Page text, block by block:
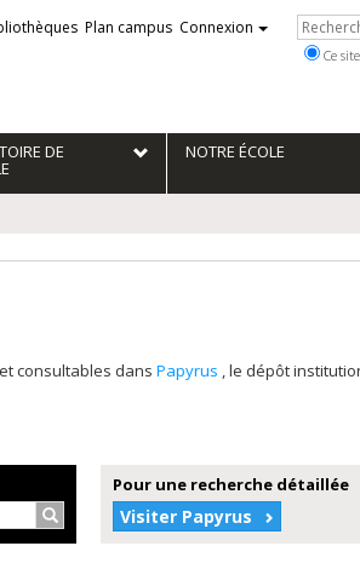
Plan campus Connexion
Ce site
DE NOTRE ÉCOLE
consultables dans Papyrus , le dépôt
Rechercher…
Pour une recherche détaillée
Visiter Papyrus